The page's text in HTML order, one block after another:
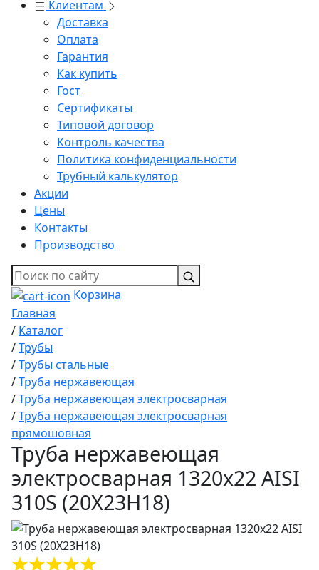
Клиентам
Доставка
Оплата
Гарантия
Как купить
Гост
Сертификаты
Типовой договор
Контроль качества
Политика конфиденциальности
Трубный калькулятор
Акции
Цены
Контакты
Производство
Корзина
Главная
/ Каталог
/Трубы
/Трубы стальные
/Труба нержавеющая
/Труба нержавеющая электросварная
/Труба нержавеющая электросварная
прямошовная
Труба нержавеющая
электросварная 1320х22 AISI
310S (20Х23Н18)